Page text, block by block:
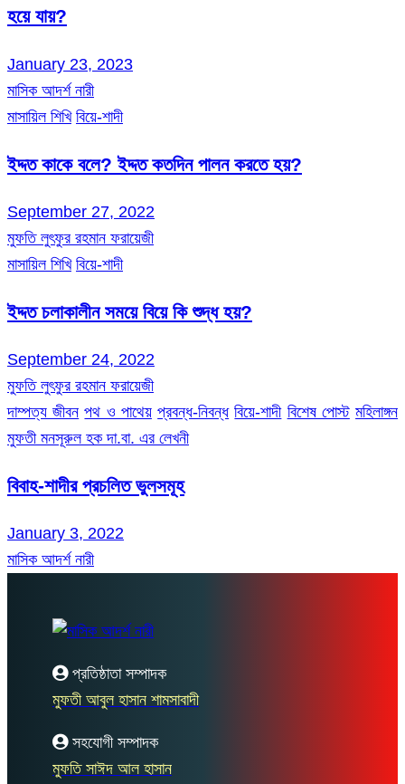
হয়ে যায়?
January 23, 2023
মাসিক আদর্শ নারী
মাসায়িল শিখি বিয়ে-শাদী
ইদ্দত কাকে বলে? ইদ্দত কতদিন পালন করতে হয়?
September 27, 2022
মুফতি লুৎফুর রহমান ফরায়েজী
মাসায়িল শিখি বিয়ে-শাদী
ইদ্দত চলাকালীন সময়ে বিয়ে কি শুদ্ধ হয়?
September 24, 2022
মুফতি লুৎফুর রহমান ফরায়েজী
দাম্পত্য জীবন পথ ও পাথেয় প্রবন্ধ-নিবন্ধ বিয়ে-শাদী বিশেষ পোস্ট মহিলাঙ্গন
মুফতী মনসূরুল হক দা.বা. এর লেখনী
বিবাহ-শাদীর প্রচলিত ভুলসমূহ
January 3, 2022
মাসিক আদর্শ নারী
প্রতিষ্ঠাতা সম্পাদক
মুফতী আবুল হাসান শামসাবাদী
সহযোগী সম্পাদক
মুফতি সাঈদ আল হাসান